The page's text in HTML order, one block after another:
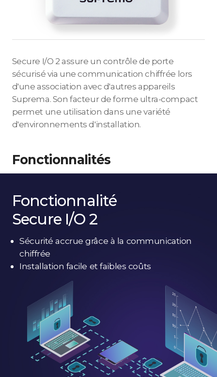
Secure I/O 2 assure un contrôle de porte
sécurisé via une communication chiffrée lors
d'une association avec d'autres appareils
Suprema. Son facteur de forme ultra-compact
permet une utilisation dans une variété
d'environnements d'installation.
Fonctionnalités
Fonctionnalité
Secure I/O 2
Sécurité accrue grâce à la communication
chiffrée
Installation facile et faibles coûts